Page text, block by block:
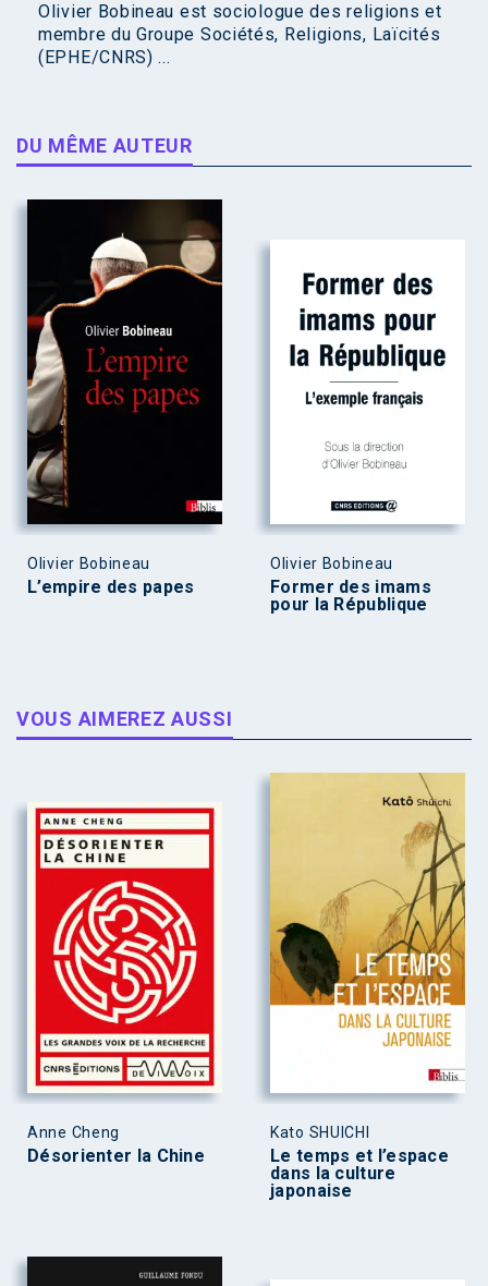
Olivier Bobineau est sociologue des religions et
membre du Groupe Sociétés, Religions, Laïcités
(EPHE/CNRS) ...
DU MÊME AUTEUR
Olivier Bobineau
L’empire des papes
Olivier Bobineau
Former des imams
pour la République
VOUS AIMEREZ AUSSI
Anne Cheng
Désorienter la Chine
Kato SHUICHI
Le temps et l’espace
dans la culture
japonaise